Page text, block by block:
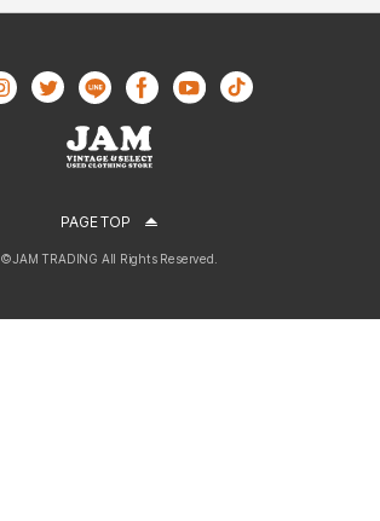
PAGE TOP
©JAM TRADING All Rights Reserved.